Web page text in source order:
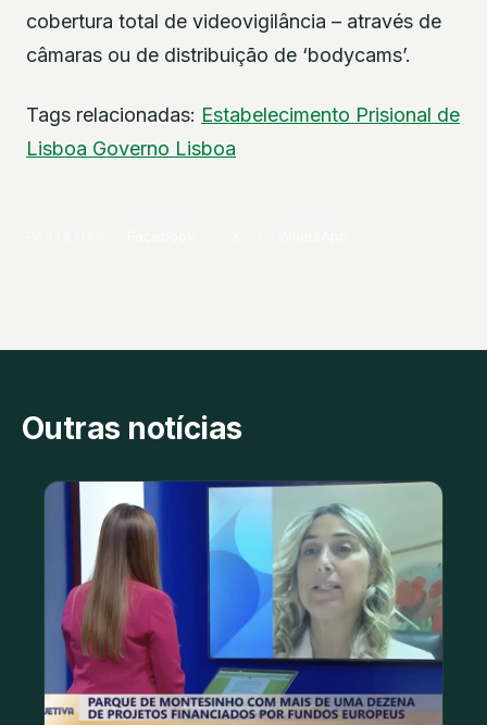
cobertura total de videovigilância – através de
câmaras ou de distribuição de ‘bodycams’.
Tags relacionadas: Estabelecimento Prisional de
Lisboa Governo Lisboa
Outras notícias